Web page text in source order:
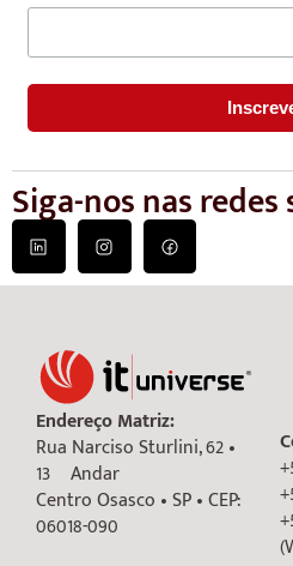
Siga-nos nas redes
Endereço Matriz:
Rua Narciso Sturlini, 62 •
13º Andar
Centro Osasco • SP • CEP:
06018-090